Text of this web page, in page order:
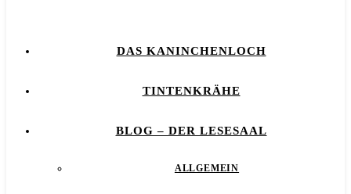
DAS KANINCHENLOCH
TINTENKRÄHE
BLOG – DER LESESAAL
ALLGEMEIN